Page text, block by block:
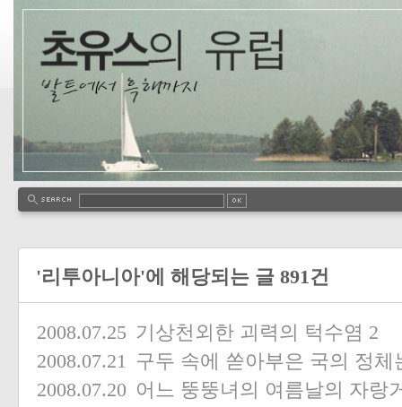
'리투아니아'에 해당되는 글 891건
2008.07.25 기상천외한 괴력의 턱수염 2
2008.07.21 구두 속에 쏟아부은 국의 정체
2008.07.20 어느 뚱뚱녀의 여름날의 자랑